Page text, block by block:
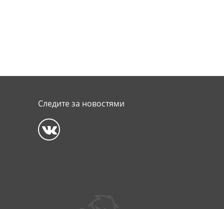
Следите за новостями